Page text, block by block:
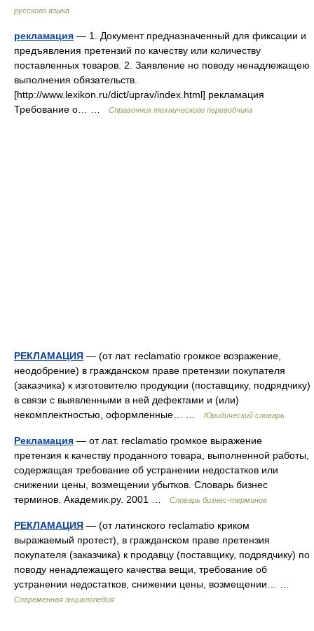
русского языка
рекламация — 1. Документ предназначенный для фиксации и
предъявления претензий по качеству или количеству
поставленных товаров. 2. Заявление но поводу ненадлежащею
выполнения обязательств.
[http://www.lexikon.ru/dict/uprav/index.html] рекламация
Требование о… …
Справочник технического переводчика
РЕКЛАМАЦИЯ — (от лат. reclamatio громкое возражение,
неодобрение) в гражданском праве претензии покупателя
(заказчика) к изготовителю продукции (поставщику, подрядчику)
в связи с выявленными в ней дефектами и (или)
некомплектностью, оформленные… …
Юридический словарь
Рекламация — от лат. reclamatio громкое выражение
претензия к качеству проданного товара, выполненной работы,
содержащая требование об устранении недостатков или
снижении цены, возмещении убытков. Словарь бизнес
терминов. Академик.ру. 2001 …
Словарь бизнес-терминов
РЕКЛАМАЦИЯ — (от латинского reclamatio криком
выражаемый протест), в гражданском праве претензия
покупателя (заказчика) к продавцу (поставщику, подрядчику) по
поводу ненадлежащего качества вещи, требование об
устранении недостатков, снижении цены, возмещении… …
Современная энциклопедия